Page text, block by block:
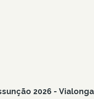
2026 - Vialonga